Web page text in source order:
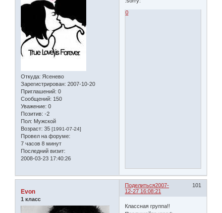
Откуда: Ясенево
Зарегистрирован: 2007-10-20
Приглашений: 0
Сообщений: 150
Уважение: 0
Позитив: -2
Пол: Мужской
Возраст: 35 [1991-07-24]
Провел на форуме:
7 часов 8 минут
Последний визит:
2008-03-23 17:40:26
0
Поделиться 101
2007-
12-27 16:08:21
Evon
1 класс
Классная группа!!